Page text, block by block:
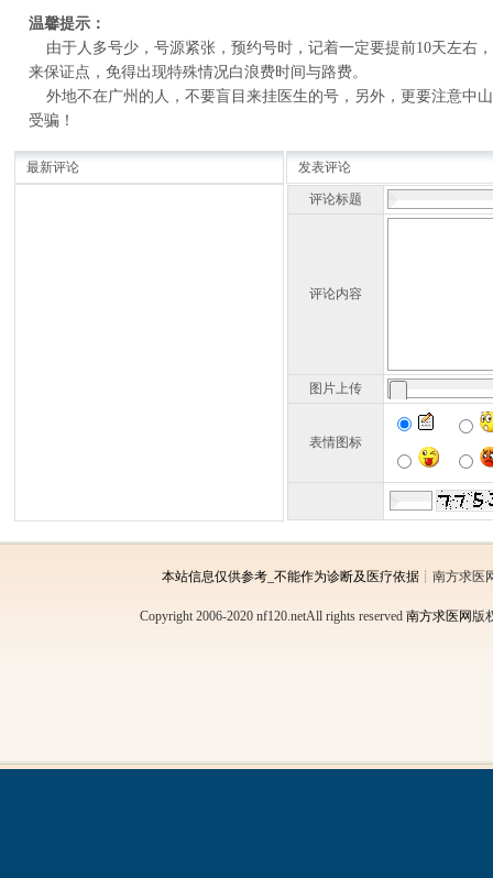
温馨提示：
由于人多号少，号源紧张，预约号时，记着一定要提前10天左右
来保证点，免得出现特殊情况白浪费时间与路费。
外地不在广州的人，不要盲目来挂医生的号，另外，更要注意中
受骗！
最新评论 发表评论
评论标题
评论内容
图片上传
表情图标
本站信息仅供参考_不能作为诊断及医疗依据┊南方求医
Copyright 2006-2020 nf120.netAll rights reserved 南方求医网 版